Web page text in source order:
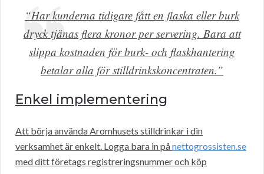
“Har kunderna tidigare fått en flaska eller burk
dryck tjänas flera kronor per servering. Bara att
slippa kostnaden för burk- och flaskhantering
betalar alla för stilldrinkskoncentraten.”
Enkel implementering
Att börja använda Aromhusets stilldrinkar i din
verksamhet är enkelt. Logga bara in pånettogrossisten.se
med ditt företags registreringsnummer och köp